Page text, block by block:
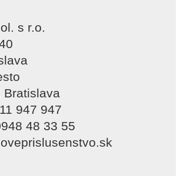
s r.o.
Bratislava
947 947
48 33 55